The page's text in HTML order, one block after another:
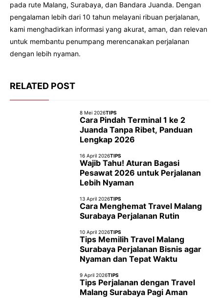
pada rute Malang, Surabaya, dan Bandara Juanda. Dengan
pengalaman lebih dari 10 tahun melayani ribuan perjalanan,
kami menghadirkan informasi yang akurat, aman, dan relevan
untuk membantu penumpang merencanakan perjalanan
dengan lebih nyaman.
RELATED POST
8 Mei 2026TIPS
Cara Pindah Terminal 1 ke 2
Juanda Tanpa Ribet, Panduan
Lengkap 2026
16 April 2026TIPS
Wajib Tahu! Aturan Bagasi
Pesawat 2026 untuk Perjalanan
Lebih Nyaman
13 April 2026TIPS
Cara Menghemat Travel Malang
Surabaya Perjalanan Rutin
10 April 2026TIPS
Tips Memilih Travel Malang
Surabaya Perjalanan Bisnis agar
Nyaman dan Tepat Waktu
9 April 2026TIPS
Tips Perjalanan dengan Travel
Malang Surabaya Pagi Aman